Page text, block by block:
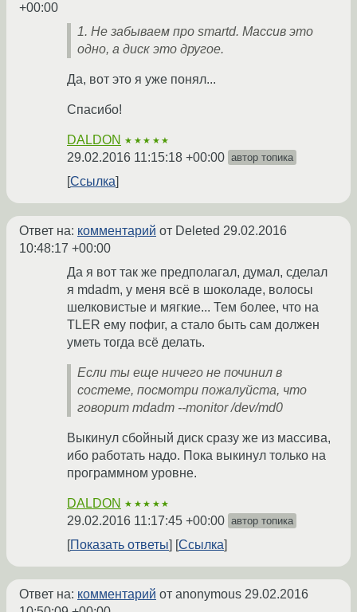
+00:00
1. Не забываем про smartd. Массив это
одно, а диск это другое.
Да, вот это я уже понял...
Спасибо!
DALDON ★★★★★
29.02.2016 11:15:18 +00:00 автор топика
Ссылка
Ответ на: комментарий от Deleted 29.02.2016
10:48:17 +00:00
Да я вот так же предполагал, думал, сделал
я mdadm, у меня всё в шоколаде, волосы
шелковистые и мягкие... Тем более, что на
TLER ему пофиг, а стало быть сам должен
уметь тогда всё делать.
Если ты еще ничего не починил в
состеме, посмотри пожалуйста, что
говорит mdadm --monitor /dev/md0
Выкинул сбойный диск сразу же из массива,
ибо работать надо. Пока выкинул только на
программном уровне.
DALDON ★★★★★
29.02.2016 11:17:45 +00:00 автор топика
Показать ответы Ссылка
Ответ на: комментарий от anonymous 29.02.2016